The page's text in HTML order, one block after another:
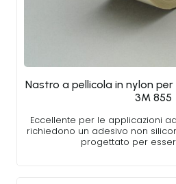
Nastro a pellicola in nylon
3M 855
Eccellente per le applicazioni
richiedono un adesivo non
progettato per